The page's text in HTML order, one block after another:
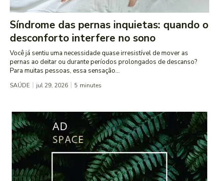
Síndrome das pernas inquietas: quando o
desconforto interfere no sono
Você já sentiu uma necessidade quase irresistível de mover as
pernas ao deitar ou durante períodos prolongados de descanso?
Para muitas pessoas, essa sensação...
SAÚDE jul 29, 2026 5 minutes